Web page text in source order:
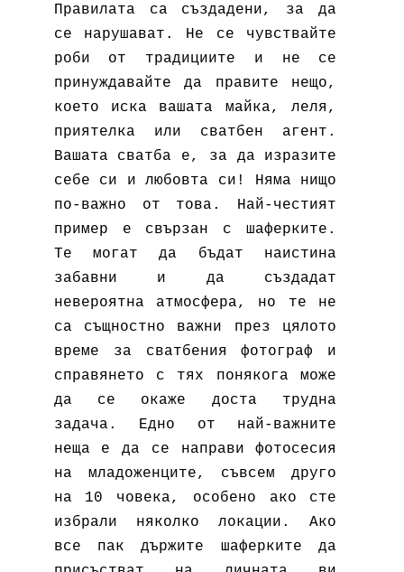
Правилата са създадени, за да
се нарушават. Не се чувствайте
роби от традициите и не се
принуждавайте да правите нещо,
което иска вашата майка, леля,
приятелка или сватбен агент.
Вашата сватба е, за да изразите
себе си и любовта си! Няма нищо
по-важно от това. Най-честият
пример е свързан с шаферките.
Те могат да бъдат наистина
забавни и да създадат
невероятна атмосфера, но те не
са същностно важни през цялото
време за сватбения фотограф и
справянето с тях понякога може
да се окаже доста трудна
задача. Едно от най-важните
неща е да се направи фотосесия
на младоженците, съвсем друго
на 10 човека, особено ако сте
избрали няколко локации. Ако
все пак държите шаферките да